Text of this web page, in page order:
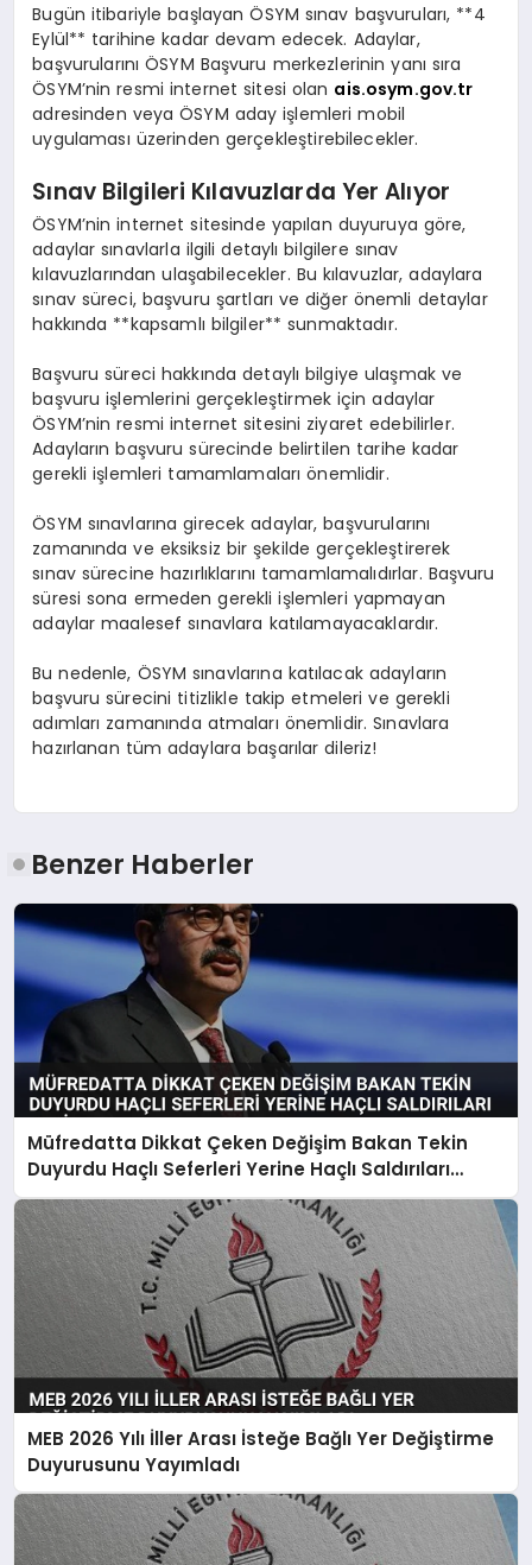
Bugün itibariyle başlayan ÖSYM sınav başvuruları, **4
Eylül** tarihine kadar devam edecek. Adaylar,
başvurularını ÖSYM Başvuru merkezlerinin yanı sıra
ÖSYM’nin resmi internet sitesi olan ais.osym.gov.tr
adresinden veya ÖSYM aday işlemleri mobil
uygulaması üzerinden gerçekleştirebilecekler.
Sınav Bilgileri Kılavuzlarda Yer Alıyor
ÖSYM’nin internet sitesinde yapılan duyuruya göre,
adaylar sınavlarla ilgili detaylı bilgilere sınav
kılavuzlarından ulaşabilecekler. Bu kılavuzlar, adaylara
sınav süreci, başvuru şartları ve diğer önemli detaylar
hakkında **kapsamlı bilgiler** sunmaktadır.
Başvuru süreci hakkında detaylı bilgiye ulaşmak ve
başvuru işlemlerini gerçekleştirmek için adaylar
ÖSYM’nin resmi internet sitesini ziyaret edebilirler.
Adayların başvuru sürecinde belirtilen tarihe kadar
gerekli işlemleri tamamlamaları önemlidir.
ÖSYM sınavlarına girecek adaylar, başvurularını
zamanında ve eksiksiz bir şekilde gerçekleştirerek
sınav sürecine hazırlıklarını tamamlamalıdırlar. Başvuru
süresi sona ermeden gerekli işlemleri yapmayan
adaylar maalesef sınavlara katılamayacaklardır.
Bu nedenle, ÖSYM sınavlarına katılacak adayların
başvuru sürecini titizlikle takip etmeleri ve gerekli
adımları zamanında atmaları önemlidir. Sınavlara
hazırlanan tüm adaylara başarılar dileriz!
Benzer Haberler
Müfredatta Dikkat Çeken Değişim Bakan Tekin
Duyurdu Haçlı Seferleri Yerine Haçlı Saldırıları
Denilecek
MEB 2026 Yılı İller Arası İsteğe Bağlı Yer Değiştirme
Duyurusunu Yayımladı